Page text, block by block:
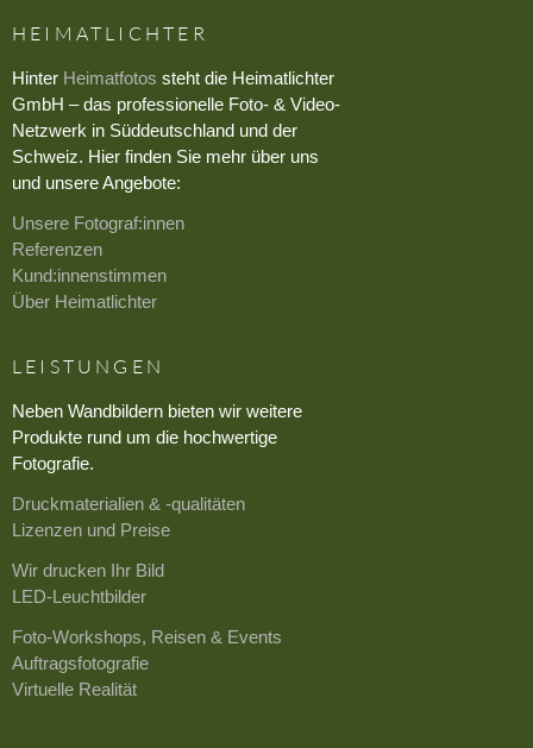
HEIMATLICHTER
Hinter Heimatfotos steht die Heimatlichter
GmbH – das professionelle Foto- & Video-
Netzwerk in Süddeutschland und der
Schweiz. Hier finden Sie mehr über uns
und unsere Angebote:
Unsere Fotograf:innen
Referenzen
Kund:innenstimmen
Über Heimatlichter
LEISTUNGEN
Neben Wandbildern bieten wir weitere
Produkte rund um die hochwertige
Fotografie.
Druckmaterialien & -qualitäten
Lizenzen und Preise
Wir drucken Ihr Bild
LED-Leuchtbilder
Foto-Workshops, Reisen & Events
Auftragsfotografie
Virtuelle Realität